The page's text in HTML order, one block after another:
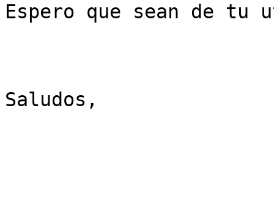
Espero que sean de
Saludos,